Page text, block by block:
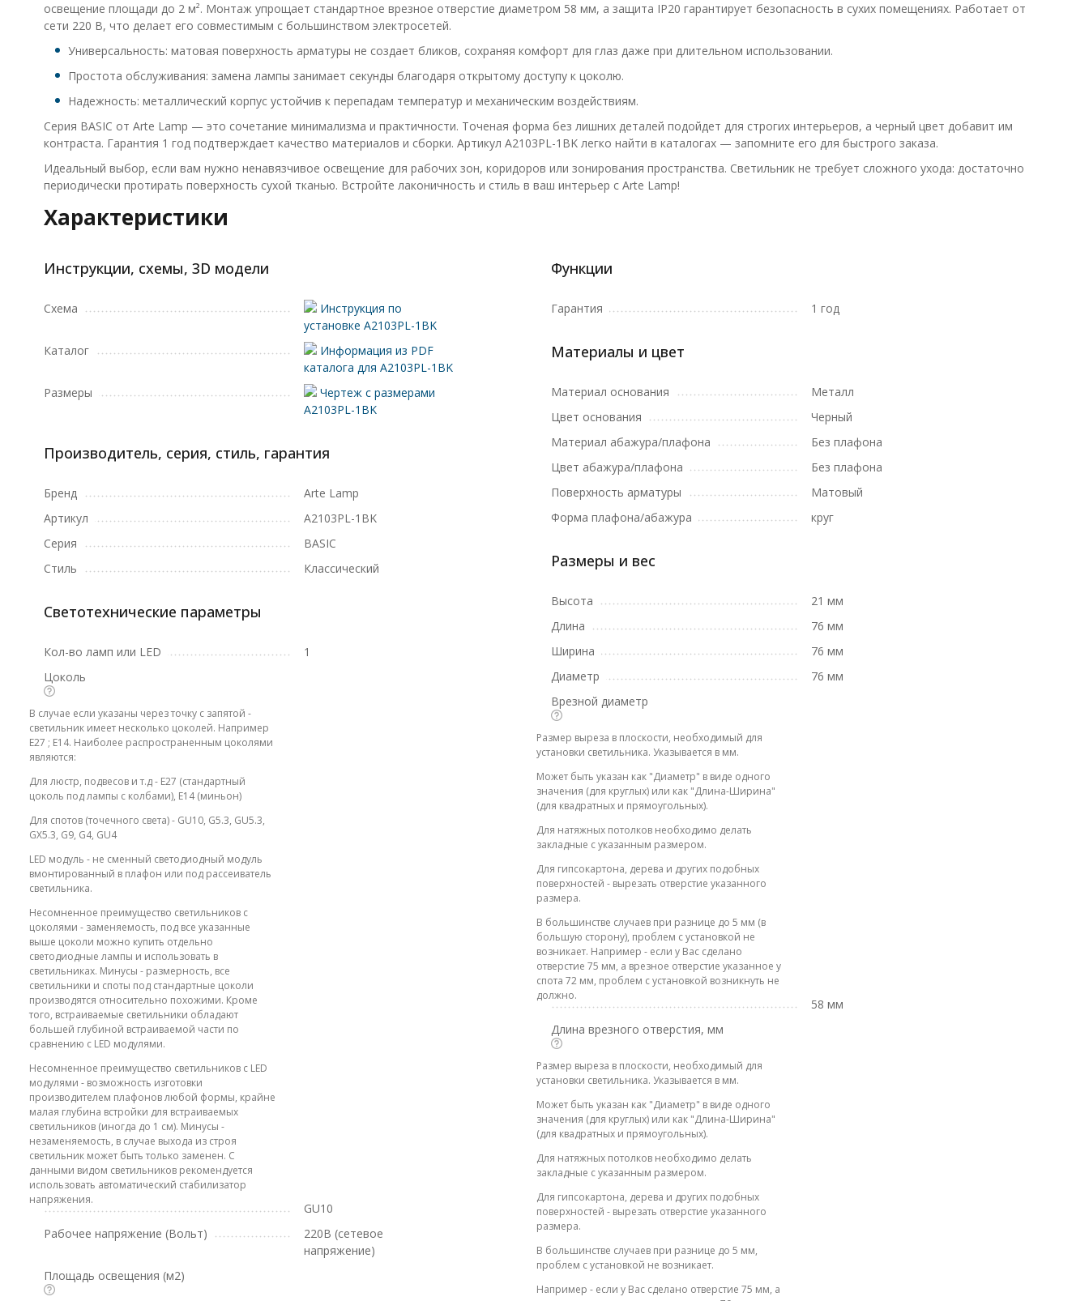
освещение площади до 2 м². Монтаж упрощает стандартное врезное отверстие диаметром 58 мм, а защита IP20 гарантирует безопасность в сухих помещениях. Работает от
сети 220 В, что делает его совместимым с большинством электросетей.
Универсальность: матовая поверхность арматуры не создает бликов, сохраняя комфорт для глаз даже при длительном использовании.
Простота обслуживания: замена лампы занимает секунды благодаря открытому доступу к цоколю.
Надежность: металлический корпус устойчив к перепадам температур и механическим воздействиям.
Серия BASIC от Arte Lamp — это сочетание минимализма и практичности. Точеная форма без лишних деталей подойдет для строгих интерьеров, а черный цвет добавит им
контраста. Гарантия 1 год подтверждает качество материалов и сборки. Артикул A2103PL-1BK легко найти в каталогах — запомните его для быстрого заказа.
Идеальный выбор, если вам нужно ненавязчивое освещение для рабочих зон, коридоров или зонирования пространства. Светильник не требует сложного ухода: достаточно
периодически протирать поверхность сухой тканью. Встройте лаконичность и стиль в ваш интерьер с Arte Lamp!
Характеристики
Инструкции, схемы, 3D модели
Схема
Инструкция по
установке A2103PL-1BK
Каталог
Информация из PDF
каталога для A2103PL-1BK
Размеры
Чертеж с размерами
A2103PL-1BK
Производитель, серия, стиль, гарантия
Бренд
Arte Lamp
Артикул
A2103PL-1BK
Серия
BASIC
Стиль
Классический
Светотехнические параметры
Кол-во ламп или LED
1
Цоколь
В случае если указаны через точку с запятой -
светильник имеет несколько цоколей. Например
E27 ; E14. Наиболее распространенным цоколями
являются:
Для люстр, подвесов и т.д - E27 (стандартный
цоколь под лампы с колбами), E14 (миньон)
Для спотов (точечного света) - GU10, G5.3, GU5.3,
GX5.3, G9, G4, GU4
LED модуль - не сменный светодиодный модуль
вмонтированный в плафон или под рассеиватель
светильника.
Несомненное преимущество светильников с
цоколями - заменяемость, под все указанные
выше цоколи можно купить отдельно
светодиодные лампы и использовать в
светильниках. Минусы - размерность, все
светильники и споты под стандартные цоколи
производятся относительно похожими. Кроме
того, встраиваемые светильники обладают
большей глубиной встраиваемой части по
сравнению с LED модулями.
Несомненное преимущество светильников с LED
модулями - возможность изготовки
производителем плафонов любой формы, крайне
малая глубина встройки для встраиваемых
светильников (иногда до 1 см). Минусы -
незаменяемость, в случае выхода из строя
светильник может быть только заменен. С
данными видом светильников рекомендуется
использовать автоматический стабилизатор
напряжения.
GU10
Рабочее напряжение (Вольт)
220В (сетевое
напряжение)
Площадь освещения (м2)
Функции
Гарантия 1 год
Материалы и цвет
Материал основания
Металл
Цвет основания
Черный
Материал абажура/плафона
Без плафона
Цвет абажура/плафона
Без плафона
Поверхность арматуры
Матовый
Форма плафона/абажура
круг
Размеры и вес
Высота
21 мм
Длина
76 мм
Ширина
76 мм
Диаметр
76 мм
Врезной диаметр
Размер выреза в плоскости, необходимый для
установки светильника. Указывается в мм.
Может быть указан как "Диаметр" в виде одного
значения (для круглых) или как "Длина-Ширина"
(для квадратных и прямоугольных).
Для натяжных потолков необходимо делать
закладные с указанным размером.
Для гипсокартона, дерева и других подобных
поверхностей - вырезать отверстие указанного
размера.
В большинстве случаев при разнице до 5 мм (в
большую сторону), проблем с установкой не
возникает. Например - если у Вас сделано
отверстие 75 мм, а врезное отверстие указанное у
спота 72 мм, проблем с установкой возникнуть не
должно.
58 мм
Длина врезного отверстия, мм
Размер выреза в плоскости, необходимый для
установки светильника. Указывается в мм.
Может быть указан как "Диаметр" в виде одного
значения (для круглых) или как "Длина-Ширина"
(для квадратных и прямоугольных).
Для натяжных потолков необходимо делать
закладные с указанным размером.
Для гипсокартона, дерева и других подобных
поверхностей - вырезать отверстие указанного
размера.
В большинстве случаев при разнице до 5 мм,
проблем с установкой не возникает.
Например - если у Вас сделано отверстие 75 мм, а